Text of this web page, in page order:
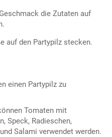
die Zutaten auf
auf den Partypilz stecken.
einen Partypilz zu
Tomaten mit
Speck, Radieschen,
Salami verwendet werden.